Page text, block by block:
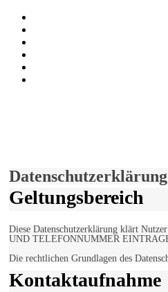
Datenschutzerklärung
Geltungsbereich
Diese Datenschutzerklärung klärt
UND TELEFONNUMMER
Die rechtlichen Grundlagen des
Kontaktaufnahme